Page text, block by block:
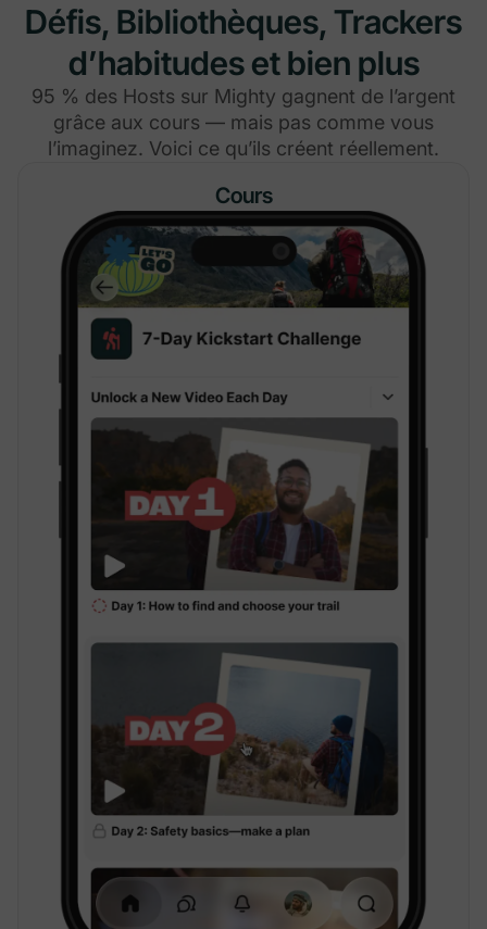
Défis, Bibliothèques, Trackers
d’habitudes et bien plus
95 % des Hosts sur Mighty gagnent de l’argent
grâce aux cours — mais pas comme vous
l’imaginez. Voici ce qu’ils créent réellement.
Cours